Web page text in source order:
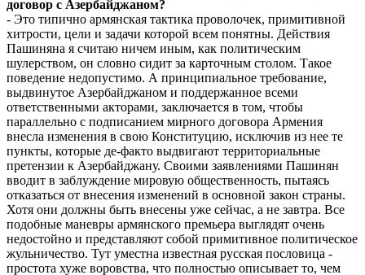
договор с Азербайджаном?
- Это типично армянская тактика проволочек, примитивной
хитрости, цели и задачи которой всем понятны. Действия
Пашиняна я считаю ничем иным, как политическим
шулерством, он словно сидит за карточным столом. Такое
поведение недопустимо. А принципиальное требование,
выдвинутое Азербайджаном и поддержанное всеми
ответственными акторами, заключается в том, чтобы
параллельно с подписанием мирного договора Армения
внесла изменения в свою Конституцию, исключив из нее те
пункты, которые де-факто выдвигают территориальные
претензии к Азербайджану. Своими заявлениями Пашинян
вводит в заблуждение мировую общественность, пытаясь
отказаться от внесения изменений в основной закон страны.
Хотя они должны быть внесены уже сейчас, а не завтра. Все
подобные маневры армянского премьера выглядят очень
недостойно и представляют собой примитивное политическое
жульничество. Тут уместна известная русская пословица -
простота хуже воровства, что полностью описывает то, чем